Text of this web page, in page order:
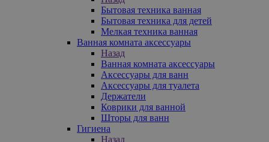
Бытовая техника ванная
Бытовая техника для детей
Мелкая техника ванная
Ванная комната аксессуары
Назад
Ванная комната аксессуары
Аксессуары для ванн
Аксессуары для туалета
Держатели
Коврики для ванной
Шторы для ванн
Гигиена
Назад